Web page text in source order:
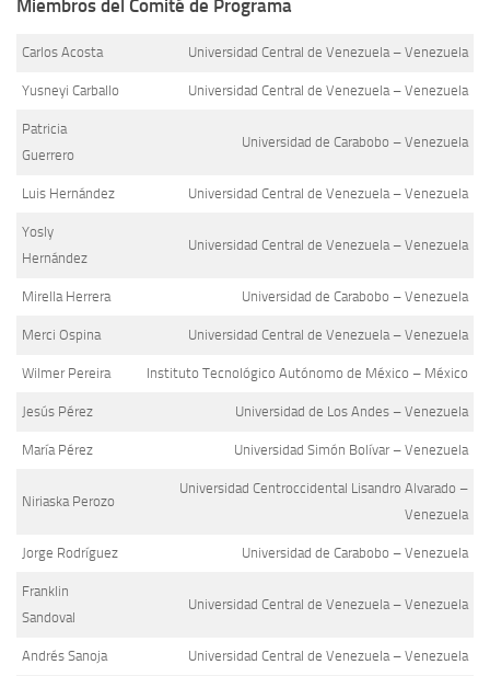
Miembros del Comité de Programa
Carlos Acosta Universidad Central de Venezuela – Venezuela
Yusneyi Carballo Universidad Central de Venezuela – Venezuela
Patricia
Guerrero
Universidad de Carabobo – Venezuela
Luis Hernández Universidad Central de Venezuela – Venezuela
Yosly
Hernández
Universidad Central de Venezuela – Venezuela
Mirella Herrera Universidad de Carabobo – Venezuela
Merci Ospina Universidad Central de Venezuela – Venezuela
Wilmer Pereira Instituto Tecnológico Autónomo de México – México
Jesús Pérez Universidad de Los Andes – Venezuela
María Pérez Universidad Simón Bolívar – Venezuela
Niriaska Perozo
Universidad Centroccidental Lisandro Alvarado –
Venezuela
Jorge Rodríguez Universidad de Carabobo – Venezuela
Franklin
Sandoval
Universidad Central de Venezuela – Venezuela
Andrés Sanoja Universidad Central de Venezuela – Venezuela